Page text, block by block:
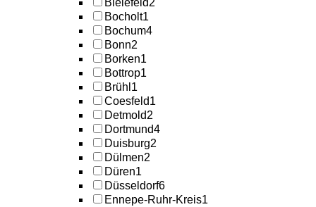
Bielefeld2
Bocholt1
Bochum4
Bonn2
Borken1
Bottrop1
Brühl 1
Coesfeld1
Detmold2
Dortmund4
Duisburg2
Dülmen2
Düren1
Düsseldorf6
Ennepe-Ruhr-Kreis1